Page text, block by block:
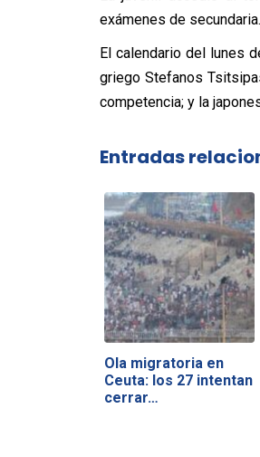
exámenes de secundaria.
El calendario del lunes
griego Stefanos
competencia; y la
Entradas
Ola migratoria en
Ceuta: los 27 intentan
cerrar…